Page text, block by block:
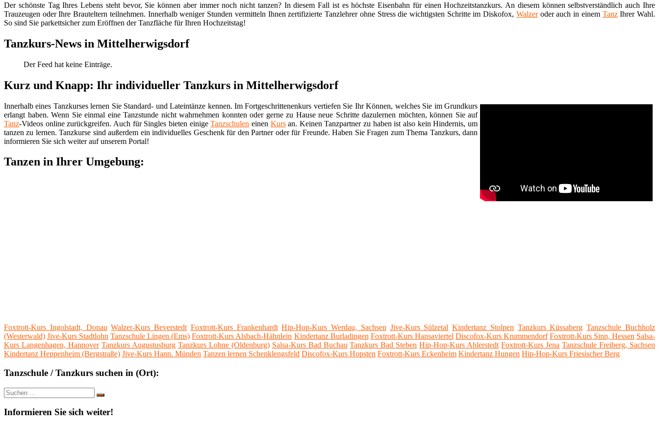
Der schönste Tag Ihres Lebens steht bevor, Sie können aber immer noch nicht tanzen? In diesem Fall ist es höchste Eisenbahn für einen Hochzeitstanzkurs. An diesem können selbstverständlich auch Ihre
Trauzeugen oder Ihre Brauteltern teilnehmen. Innerhalb weniger Stunden vermitteln Ihnen zertifizierte Tanzlehrer ohne Stress die wichtigsten Schritte im Diskofox, Walzeroder auch in einem TanzIhrer Wahl.
So sind Sie parkettsicher zum Eröffnen der Tanzfläche für Ihren Hochzeitstag!
Tanzkurs-News in Mittelherwigsdorf
Der Feed hat keine Einträge.
Kurz und Knapp: Ihr individueller Tanzkurs in Mittelherwigsdorf
Innerhalb eines Tanzkurses lernen Sie Standard- und Lateintänze kennen. Im Fortgeschrittenenkurs vertiefen Sie Ihr Können, welches Sie im Grundkurs
erlangt haben. Wenn Sie einmal eine Tanzstunde nicht wahrnehmen konnten oder gerne zu Hause neue Schritte dazulernen möchten, können Sie auf
Tanz-Videos online zurückgreifen. Auch für Singles bieten einigeTanzschulen einen Kursan. Keinen Tanzpartner zu haben ist also kein Hindernis, um
tanzen zu lernen. Tanzkurse sind außerdem ein individuelles Geschenk für den Partner oder für Freunde. Haben Sie Fragen zum Thema Tanzkurs, dann
informieren Sie sich weiter auf unserem Portal!
Tanzen in Ihrer Umgebung:
Foxtrott-Kurs Ingolstadt, Donau Walzer-Kurs Beverstedt Foxtrott-Kurs Frankenhardt Hip-Hop-Kurs Werdau, Sachsen Jive-Kurs Sülzetal Kindertanz Stolpen Tanzkurs Küssaberg Tanzschule Buchholz
(Westerwald) Jive-Kurs Stadtlohn Tanzschule Lingen (Ems) Foxtrott-Kurs Alsbach-Hähnlein Kindertanz Burladingen Foxtrott-Kurs Hansaviertel Discofox-Kurs Krummendorf Foxtrott-Kurs Sinn, Hessen Salsa-
Kurs Langenhagen, Hannover Tanzkurs Augustusburg Tanzkurs Lohne (Oldenburg) Salsa-Kurs Bad Buchau Tanzkurs Bad Steben Hip-Hop-Kurs Ahlerstedt Foxtrott-Kurs Jena Tanzschule Freiberg, Sachsen
Kindertanz Heppenheim (Bergstraße) Jive-Kurs Hann. Münden Tanzen lernen Schenklengsfeld Discofox-Kurs Hopsten Foxtrott-Kurs Eckenheim Kindertanz Hungen Hip-Hop-Kurs Friesischer Berg
Tanzschule / Tanzkurs suchen in (Ort):
Suche
nach:
Suchen
Informieren Sie sich weiter!